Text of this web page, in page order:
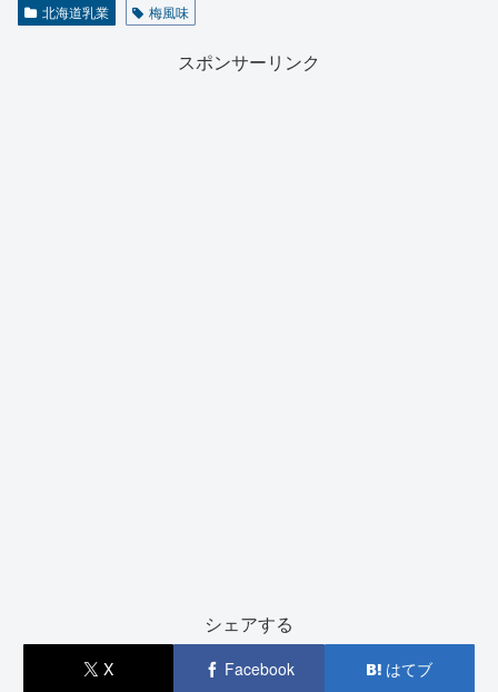
北海道乳業 梅風味
スポンサーリンク
シェアする
X Facebook はてブ